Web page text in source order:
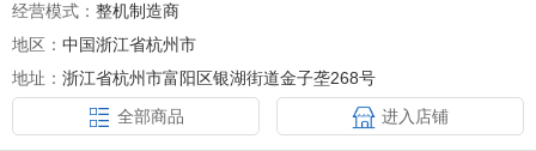
经营模式： 整机制造商
地区： 中国浙江省杭州市
地址： 浙江省杭州市富阳区银湖街道金子垄268号
全部商品
进入店铺